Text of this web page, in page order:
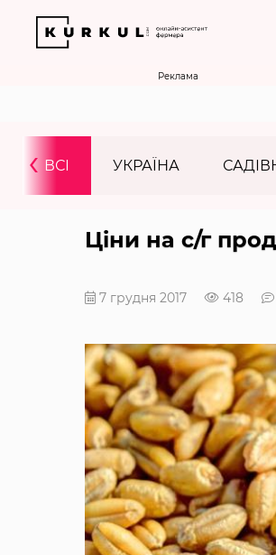
Реклама
ВСІ УКРАЇНА
‹
Ціни на с/г
7 грудня 2017 418